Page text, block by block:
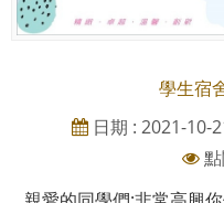
學生宿
日期 : 2021-10-
點